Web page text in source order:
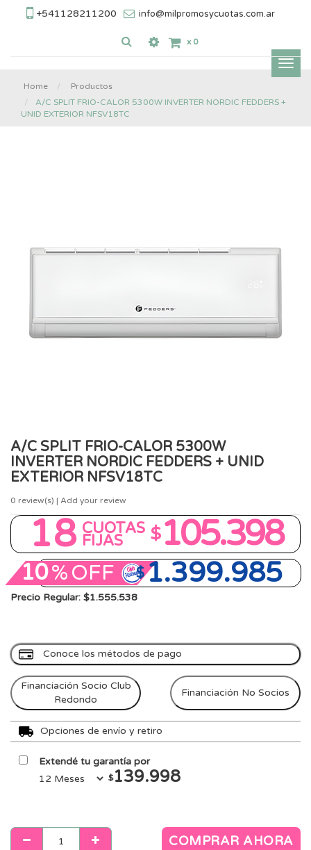
+541128211200 info@milpromosycuotas.com.ar
x 0
Home
Productos
A/C SPLIT FRIO-CALOR 5300W INVERTER NORDIC FEDDERS +
UNID EXTERIOR NFSV18TC
A/C SPLIT FRIO-CALOR 5300W
INVERTER NORDIC FEDDERS + UNID
EXTERIOR NFSV18TC
0 review(s) | Add your review
18 CUOTAS
FIJAS $105.398
10%OFF $1.399.985
Precio Regular: $1.555.538
Conoce los métodos de pago
Financiación Socio Club
Redondo
Financiación No Socios
Opciones de envío y retiro
Extendé tu garantía por
$139.998
COMPRAR AHORA